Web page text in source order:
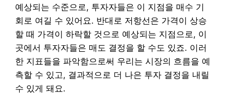
예상되는 수준으로, 투자자들은 이 지점을 매수 기
회로 여길 수 있어요. 반대로 저항선은 가격이 상승
할 때 가격이 하락할 것으로 예상되는 지점으로, 이
곳에서 투자자들은 매도 결정을 할 수도 있죠. 이러
한 지표들을 파악함으로써 우리는 시장의 흐름을 예
측할 수 있고, 결과적으로 더 나은 투자 결정을 내릴
수 있게 돼요.